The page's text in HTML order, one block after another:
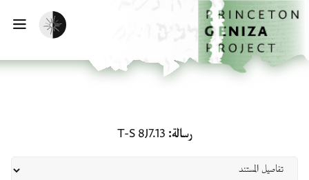
إلى المحتوى الرئيسي
الرئيسية
تفعيل الوضع المظلم
رسالة T-S 8J7.13